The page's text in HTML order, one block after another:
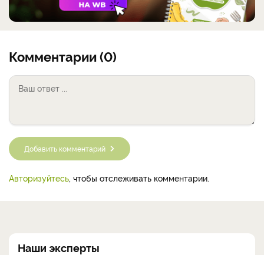
Комментарии (0)
Добавить комментарий
Авторизуйтесь , чтобы отслеживать комментарии.
Наши эксперты